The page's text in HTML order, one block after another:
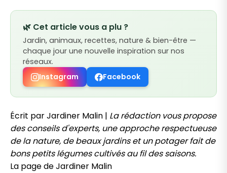
🌿 Cet article vous a plu ?
Jardin, animaux, recettes, nature & bien-être —
chaque jour une nouvelle inspiration sur nos
réseaux.
Instagram
Facebook
Écrit par Jardiner Malin | La rédaction vous propose
des conseils d'experts, une approche respectueuse
de la nature, de beaux jardins et un potager fait de
bons petits légumes cultivés au fil des saisons.
La page de Jardiner Malin